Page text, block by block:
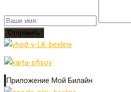
Приложение Мой Билайн